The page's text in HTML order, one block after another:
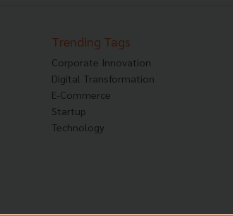
Trending Tags
Corporate Innovation
Digital Transformation
E-Commerce
Startup
Technology